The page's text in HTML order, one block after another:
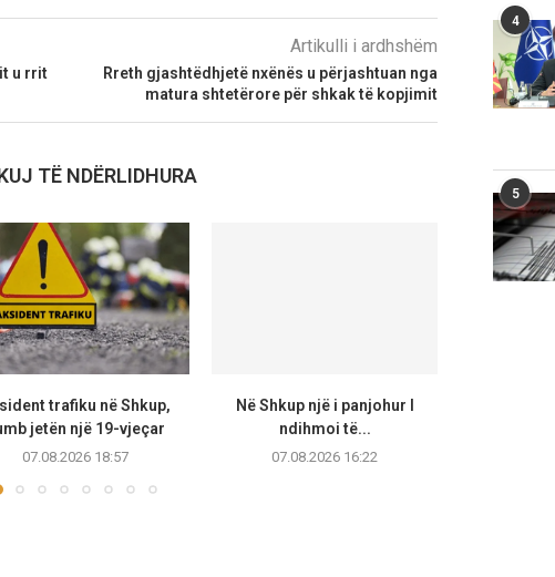
u rrit
Artikulli i ardhshëm
Rreth gjashtëdhjetë nxënës u përjashtuan nga
matura shtetërore për shkak të kopjimit
TË NDËRLIDHURA
trafiku në Shkup,
jetën një 19-vjeçar
07.08.2026 18:57
Në Shkup një i panjohur I
ndihmoi të...
07.08.2026 16:22
4
5